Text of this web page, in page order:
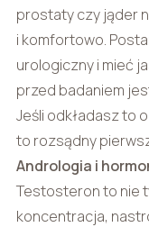
prostaty czy jąder
i komfortowo.
urologiczny i mieć
przed badaniem
Jeśli odkładasz to
to rozsądny
Andrologia i
Testosteron to nie
koncentracja,